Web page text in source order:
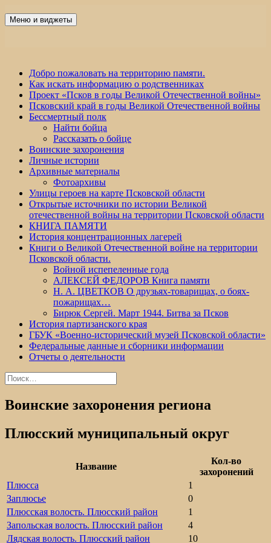
Победа 60
Меню и виджеты
Добро пожаловать на территорию памяти.
Как искать информацию о родственниках
Проект «Псков в годы Великой Отечественной войны»
Псковский край в годы Великой Отечественной войны
Бессмертный полк
Найти бойца
Рассказать о бойце
Воинские захоронения
Личные истории
Архивные материалы
Фотоархивы
Улицы героев на карте Псковской области
Открытые источники по истории Великой
отечественной войны на территории Псковской области
КНИГА ПАМЯТИ
История концентрационных лагерей
Книги о Великой Отечественной войне на территории
Псковской области.
Войной испепеленные года
АЛЕКСЕЙ ФЕДОРОВ Книга памяти
Н. А. ЦВЕТКОВ О друзьях-товарищах, о боях-
пожарищах…
Бирюк Сергей. Март 1944. Битва за Псков
История партизанского края
ГБУК «Военно-исторический музей Псковской области»
Федеральные данные и сборники информации
Отчеты о деятельности
Найти:
Воинские захоронения региона
Плюсский муниципальный округ
Название
Кол-во
захоронений
Плюсса
1
Заплюсье
0
Плюсская волость. Плюсский район
1
Запольская волость. Плюсский район
4
Лядская волость. Плюсский район
10